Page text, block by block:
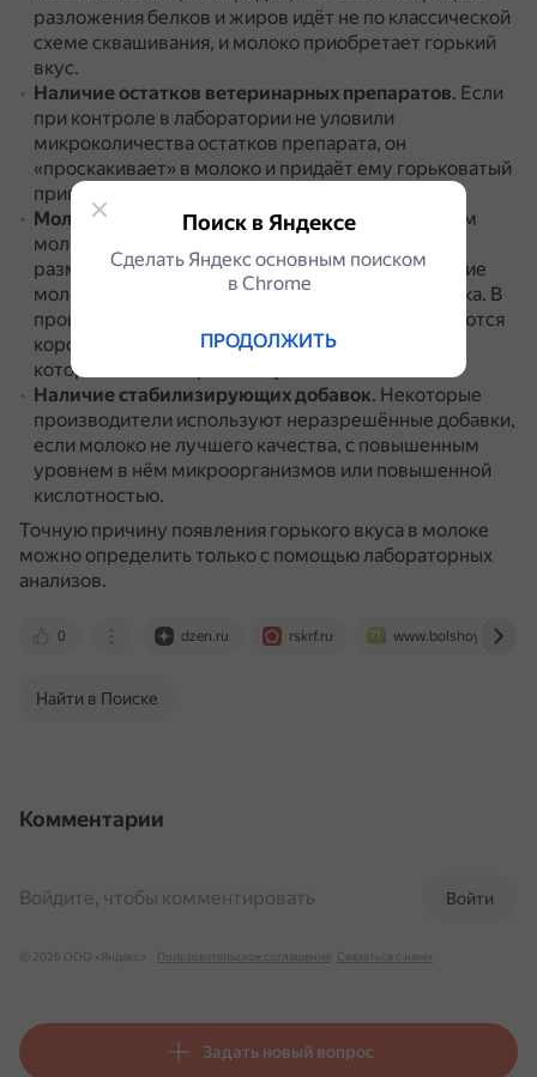
разложения белков и жиров идёт не по классической
схеме сквашивания, и молоко приобретает горький
вкус.
Наличие остатков ветеринарных препаратов. Если
при контроле в лаборатории не уловили
микроколичества остатков препарата, он
«проскакивает» в молоко и придаёт ему горьковатый
привкус.
Молоко получено от коровы с маститом
В таком
молоке много лишней микрофлоры, которая,
размножаясь, выделяет ферменты, разрушающие
молочный жир и казеин — основной белок молока. В
процессе разложения молочных белков образуются
короткие пептиды (кусочки белковых молекул),
которые имеют горький вкус.
Наличие стабилизирующих добавок. Некоторые
производители используют неразрешённые добавки,
если молоко не лучшего качества, с повышенным
уровнем в нём микроорганизмов или повышенной
кислотностью.
Точную причину появления горького вкуса в молоке
можно определить только с помощью лабораторных
анализов.
0 dzen.ru rskrf.ru
Найти в Поиске
Комментарии
Войти
Войдите, чтобы комментировать
© 2026 ООО «Яндекс» Пользовательское соглашение Связаться с нами
Задать новый вопрос
Поиск в Яндексе
Сделать Яндекс основным поиском
в Сhrome
ПРОДОЛЖИТЬ